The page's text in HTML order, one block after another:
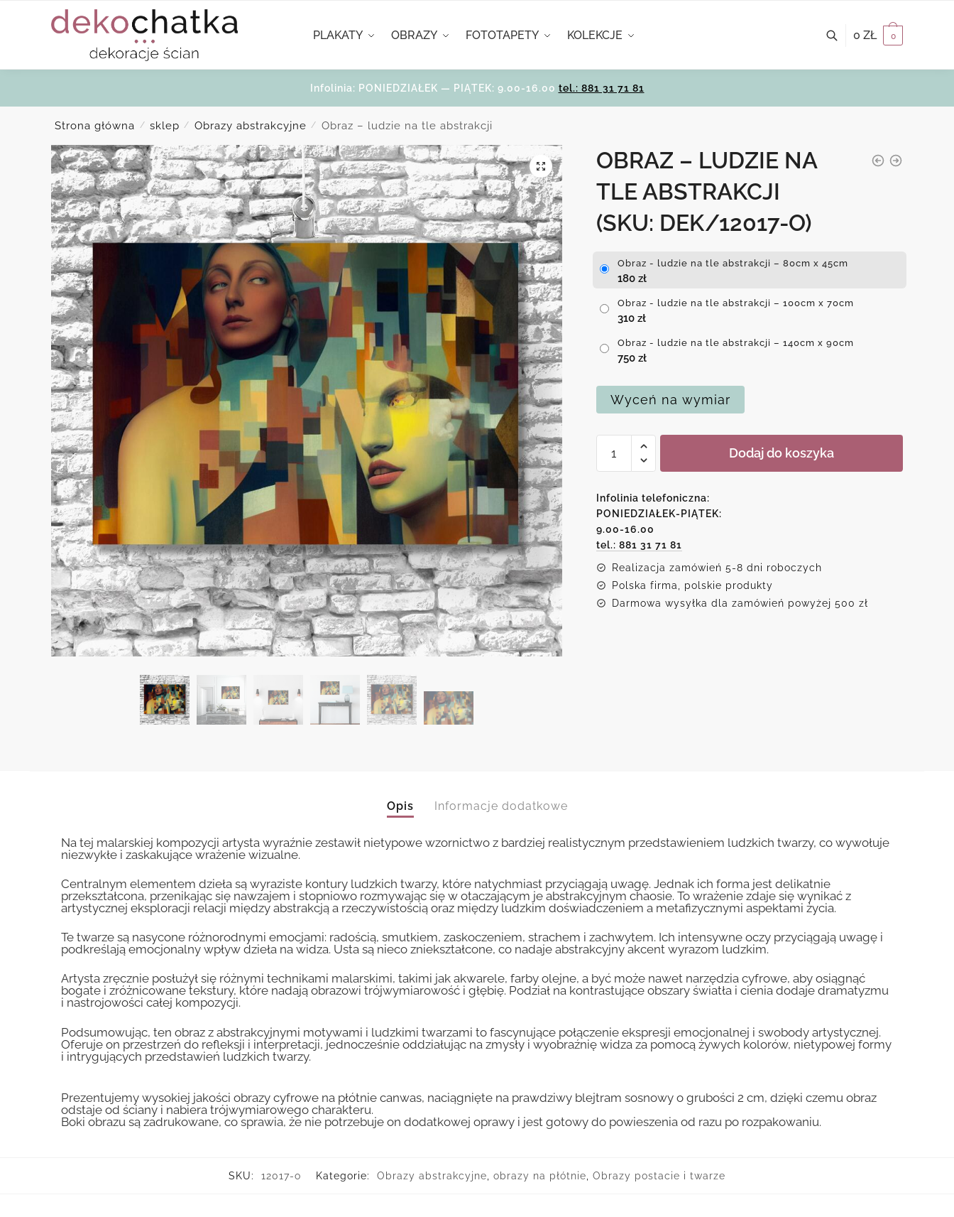
PLAKATY OBRAZY FOTOTAPETY KOLEKCJE 0 ZŁ 0
Infolinia: PONIEDZIAŁEK — PIĄTEK: 9.00-16.00 tel.: 881 31 71 81
Strona główna / sklep / Obrazy abstrakcyjne / Obraz – ludzie na tle abstrakcji
OBRAZ – LUDZIE NA
TLE ABSTRAKCJI
(SKU: DEK/12017-O)
Obraz - ludzie na tle abstrakcji – 80cm x 45cm
180 zł
Obraz - ludzie na tle abstrakcji – 100cm x 70cm
310 zł
Obraz - ludzie na tle abstrakcji – 140cm x 90cm
750 zł
Wyceń na wymiar
Obraz
ludzie
na
tle
abstrakcji
Dodaj do koszyka
Infolinia telefoniczna:
PONIEDZIAŁEK-PIĄTEK:
9.00-16.00
tel.: 881 31 71 81
Realizacja zamówień 5-8 dni roboczych
Polska firma, polskie produkty
Darmowa wysyłka dla zamówień powyżej 500 zł
Opis Informacje dodatkowe
Na tej malarskiej kompozycji artysta wyraźnie zestawił nietypowe wzornictwo z bardziej realistycznym przedstawieniem ludzkich twarzy, co wywołuje
niezwykłe i zaskakujące wrażenie wizualne.
Centralnym elementem dzieła są wyraziste kontury ludzkich twarzy, które natychmiast przyciągają uwagę. Jednak ich forma jest delikatnie
przekształcona, przenikając się nawzajem i stopniowo rozmywając się w otaczającym je abstrakcyjnym chaosie. To wrażenie zdaje się wynikać z
artystycznej eksploracji relacji między abstrakcją a rzeczywistością oraz między ludzkim doświadczeniem a metafizycznymi aspektami życia.
Te twarze są nasycone różnorodnymi emocjami: radością, smutkiem, zaskoczeniem, strachem i zachwytem. Ich intensywne oczy przyciągają uwagę i
podkreślają emocjonalny wpływ dzieła na widza. Usta są nieco zniekształcone, co nadaje abstrakcyjny akcent wyrazom ludzkim.
Artysta zręcznie posłużył się różnymi technikami malarskimi, takimi jak akwarele, farby olejne, a być może nawet narzędzia cyfrowe, aby osiągnąć
bogate i zróżnicowane tekstury, które nadają obrazowi trójwymiarowość i głębię. Podział na kontrastujące obszary światła i cienia dodaje dramatyzmu
i nastrojowości całej kompozycji.
Podsumowując, ten obraz z abstrakcyjnymi motywami i ludzkimi twarzami to fascynujące połączenie ekspresji emocjonalnej i swobody artystycznej.
Oferuje on przestrzeń do refleksji i interpretacji, jednocześnie oddziałując na zmysły i wyobraźnię widza za pomocą żywych kolorów, nietypowej formy
i intrygujących przedstawień ludzkich twarzy.
Prezentujemy wysokiej jakości obrazy cyfrowe na płótnie canwas, naciągnięte na prawdziwy blejtram sosnowy o grubości 2 cm, dzięki czemu obraz
odstaje od ściany i nabiera trójwymiarowego charakteru.
Boki obrazu są zadrukowane, co sprawia, że nie potrzebuje on dodatkowej oprawy i jest gotowy do powieszenia od razu po rozpakowaniu.
SKU: 12017-o Kategorie: Obrazy abstrakcyjne, obrazy na płótnie, Obrazy postacie i twarze